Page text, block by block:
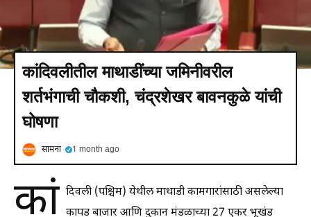
कांदिवलीतील माथाडींच्या जमिनीवरील
शर्तभंगाची चौकशी, चंद्रशेखर बावनकुळे यांची
घोषणा
सामना 1 month ago
कां दिवली (पश्चिम) येथील माथाडी कामगारांसाठी असलेल्या
कापड बाजार आणि दुकान मंडळाच्या 27 एकर भूखंड